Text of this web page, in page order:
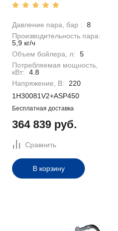
Давление пара, бар :
8
Производительность пара:
5,9 кг/ч
Объем бойлера, л:
5
Потребляемая мощность,
кВт:
4.8
Напряжение, В:
220
1H30081V2+ASP450
Бесплатная доставка
364 839 руб.
Сравнить
В корзину